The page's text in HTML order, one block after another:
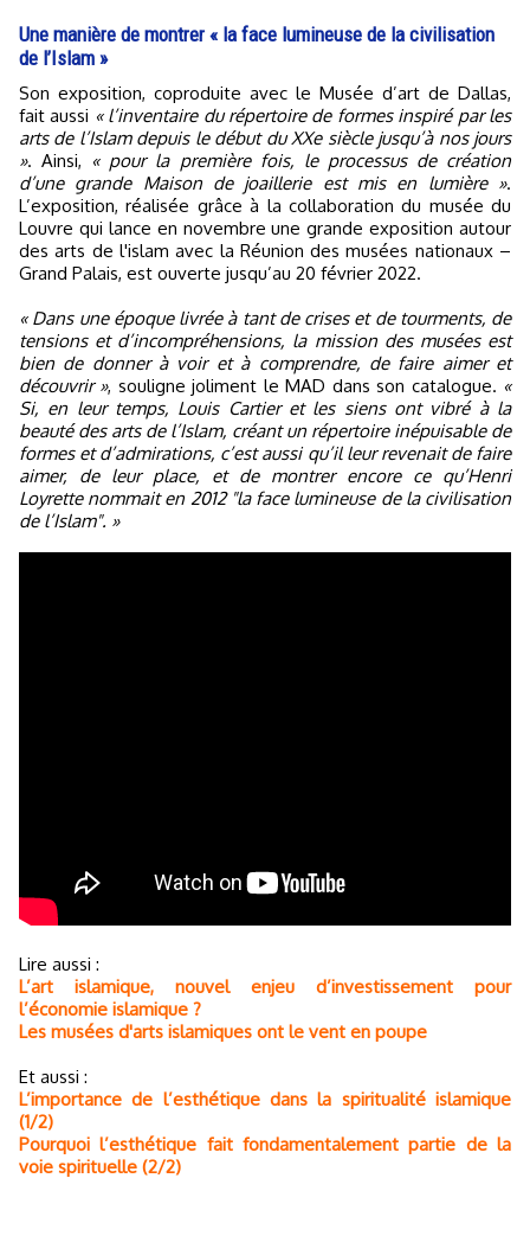
Une manière de montrer « la face lumineuse de la civilisation
de l’Islam »
Son exposition, coproduite avec le Musée d’art de Dallas,
fait aussi « l’inventaire du répertoire de formes inspiré par les
arts de l’Islam depuis le début du XXe siècle jusqu’à nos jours
». Ainsi, « pour la première fois, le processus de création
d’une grande Maison de joaillerie est mis en lumière ».
L’exposition, réalisée grâce à la collaboration du musée du
Louvre qui lance en novembre une grande exposition autour
des arts de l'islam avec la Réunion des musées nationaux –
Grand Palais, est ouverte jusqu’au 20 février 2022.
« Dans une époque livrée à tant de crises et de tourments, de
tensions et d’incompréhensions, la mission des musées est
bien de donner à voir et à comprendre, de faire aimer et
découvrir », souligne joliment le MAD dans son catalogue. «
Si, en leur temps, Louis Cartier et les siens ont vibré à la
beauté des arts de l’Islam, créant un répertoire inépuisable de
formes et d’admirations, c’est aussi qu’il leur revenait de faire
aimer, de leur place, et de montrer encore ce qu’Henri
Loyrette nommait en 2012 "la face lumineuse de la civilisation
de l’Islam". »
Lire aussi :
L’art islamique, nouvel enjeu d’investissement pour
l’économie islamique ?
Les musées d'arts islamiques ont le vent en poupe
Et aussi :
L’importance de l’esthétique dans la spiritualité islamique
(1/2)
Pourquoi l’esthétique fait fondamentalement partie de la
voie spirituelle (2/2)